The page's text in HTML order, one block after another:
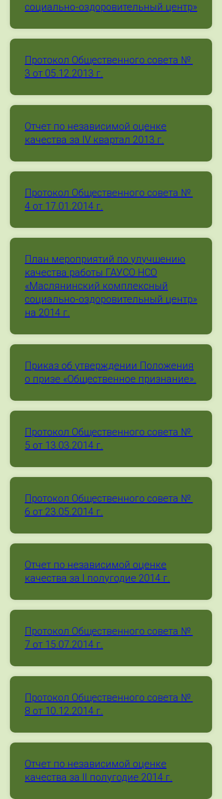
социально-оздоровительный центр»
Протокол Общественного совета №
3 от 05.12.2013 г.
Отчет по независимой оценке
качества за IV квартал 2013 г.
Протокол Общественного совета №
4 от 17.01.2014 г.
План мероприятий по улучшению
качества работы ГАУСО НСО
«Маслянинский комплексный
социально-оздоровительный центр»
на 2014 г.
Приказ об утверждении Положения
о призе «Общественное признание».
Протокол Общественного совета №
5 от 13.03.2014 г.
Протокол Общественного совета №
6 от 23.05.2014 г.
Отчет по независимой оценке
качества за I полугодие 2014 г.
Протокол Общественного совета №
7 от 15.07.2014 г.
Протокол Общественного совета №
8 от 10.12.2014 г.
Отчет по независимой оценке
качества за II полугодие 2014 г.